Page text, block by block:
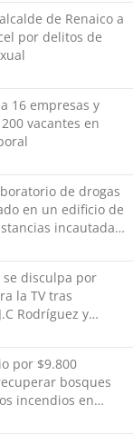
de Renaico a
por delitos de
16 empresas y
vacantes en
de drogas
en un edificio de
incautadas
disculpa por
la TV tras
Rodríguez y
por $9.800
bosques
incendios en